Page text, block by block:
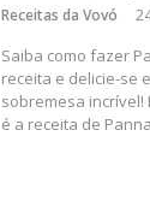
Receitas da Vovó
Saiba como fazer
receita e delicie-se
sobremesa
é a receita de